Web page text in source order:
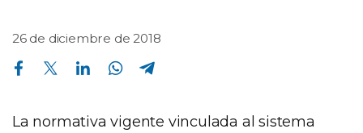
26 de diciembre de 2018
Compartir en Facebook Compartir en Twitter Compartir en Linkedin Compartir en Whatsapp
La normativa vigente vinculada al sistema